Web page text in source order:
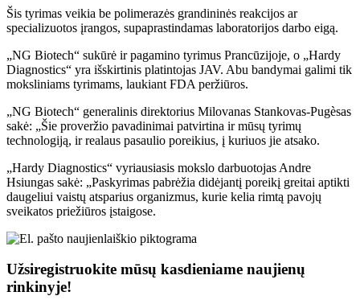
Šis tyrimas veikia be polimerazės grandininės reakcijos ar
specializuotos įrangos, supaprastindamas laboratorijos darbo eigą.
„NG Biotech“ sukūrė ir pagamino tyrimus Prancūzijoje, o „Hardy
Diagnostics“ yra išskirtinis platintojas JAV. Abu bandymai galimi tik
moksliniams tyrimams, laukiant FDA peržiūros.
„NG Biotech“ generalinis direktorius Milovanas Stankovas-Pugèsas
sakė: „Šie proveržio pavadinimai patvirtina ir mūsų tyrimų
technologiją, ir realaus pasaulio poreikius, į kuriuos jie atsako.
„Hardy Diagnostics“ vyriausiasis mokslo darbuotojas Andre
Hsiungas sakė: „Paskyrimas pabrėžia didėjantį poreikį greitai aptikti
daugeliui vaistų atsparius organizmus, kurie kelia rimtą pavojų
sveikatos priežiūros įstaigose.
Užsiregistruokite mūsų kasdieniame naujienų
rinkinyje!